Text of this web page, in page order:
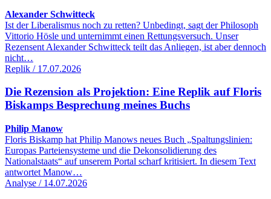
Alexander Schwitteck
Ist der Liberalismus noch zu retten? Unbedingt, sagt der Philosoph
Vittorio Hösle und unternimmt einen Rettungsversuch. Unser
Rezensent Alexander Schwitteck teilt das Anliegen, ist aber dennoch
nicht…
Replik / 17.07.2026
Die Rezension als Projektion: Eine Replik auf Floris
Biskamps Besprechung meines Buchs
Philip Manow
Floris Biskamp hat Philip Manows neues Buch „Spaltungslinien:
Europas Parteiensysteme und die Dekonsolidierung des
Nationalstaats“ auf unserem Portal scharf kritisiert. In diesem Text
antwortet Manow…
Analyse / 14.07.2026